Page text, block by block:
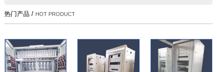
热门产品 / HOT PRODUCT